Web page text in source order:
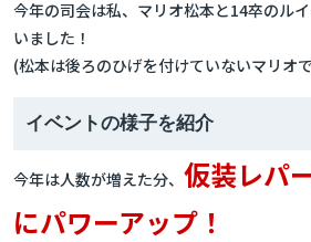
今年の司会は私、マリオ松本と14卒のル
いました！
(松本は後ろのひげを付けていないマリオ
イベントの様子を紹介
今年は人数が増えた分、 仮装レパ
にパワーアップ！